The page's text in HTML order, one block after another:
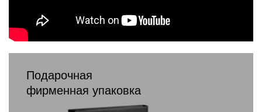
Подарочная
фирменная упаковка